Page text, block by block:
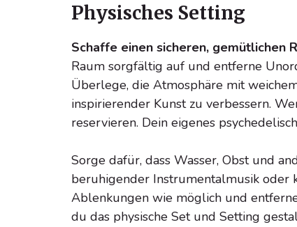
Physisches Setting
Schaffe einen sicheren, gemütlichen
Raum sorgfältig auf und entferne
Überlege, die Atmosphäre mit
inspirierender Kunst zu verbessern.
reservieren. Dein eigenes
Sorge dafür, dass Wasser, Obst und
beruhigender Instrumentalmusik oder
Ablenkungen wie möglich und
du das physische Set und Setting